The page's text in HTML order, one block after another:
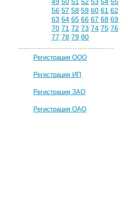
56 57 58 59 60 61 62
63 64 65 66 67 68 69
70 71 72 73 74 75 76
77 78 79 80
Регистрация ООО
Регистрация ИП
Регистрация ЗАО
Регистрация ОАО